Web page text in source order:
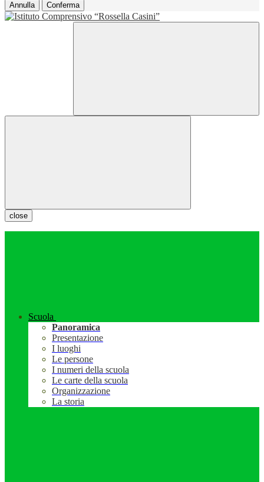
Annulla Conferma
close
Scuola
Panoramica
Presentazione
I luoghi
Le persone
I numeri della scuola
Le carte della scuola
Organizzazione
La storia